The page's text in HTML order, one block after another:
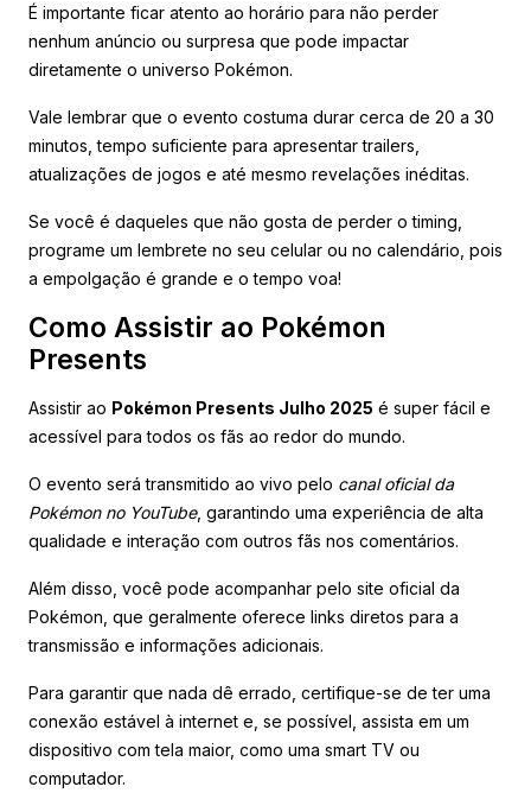
É importante ficar atento ao horário para não perder
nenhum anúncio ou surpresa que pode impactar
diretamente o universo Pokémon.
Vale lembrar que o evento costuma durar cerca de 20 a 30
minutos, tempo suficiente para apresentar trailers,
atualizações de jogos e até mesmo revelações inéditas.
Se você é daqueles que não gosta de perder o timing,
programe um lembrete no seu celular ou no calendário, pois
a empolgação é grande e o tempo voa!
Como Assistir ao Pokémon
Presents
Assistir ao Pokémon Presents Julho 2025 é super fácil e
acessível para todos os fãs ao redor do mundo.
O evento será transmitido ao vivo pelo canal oficial da
Pokémon no YouTube, garantindo uma experiência de alta
qualidade e interação com outros fãs nos comentários.
Além disso, você pode acompanhar pelo site oficial da
Pokémon, que geralmente oferece links diretos para a
transmissão e informações adicionais.
Para garantir que nada dê errado, certifique-se de ter uma
conexão estável à internet e, se possível, assista em um
dispositivo com tela maior, como uma smart TV ou
computador.